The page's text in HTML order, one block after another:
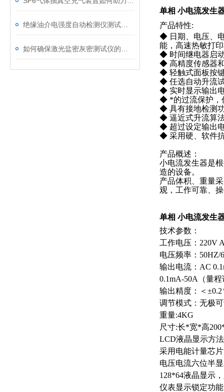
单相 小电流发生
产品特性:
◆ 日期、电压、
能，高速热敏打
◆ 时间继电器启
◆ 高精度传感器
◆ 轻触式面板按
◆ 任选自动升流
◆ 实时显示输出
◆ *的过流保护，
◆ 具有接地检测
◆ 逼近式升流算
◆ 超过设定输出
◆ 采用硬、软件
产品概述：
小电流发生器是
造的设备。
产品体积、重量
观，工作可靠、
单相 小电流发生
技术参数：
工作电压：
电压频率：
输出电流：AC
0.1mA-50A（量
输出精度：＜±0.2
调节模式：无极
重量:4KG
尺寸:长*宽*高
LCD液晶显示方法
采用电能计量芯片
电压电流六位半
128*64液晶显示
仪表显示锁定功